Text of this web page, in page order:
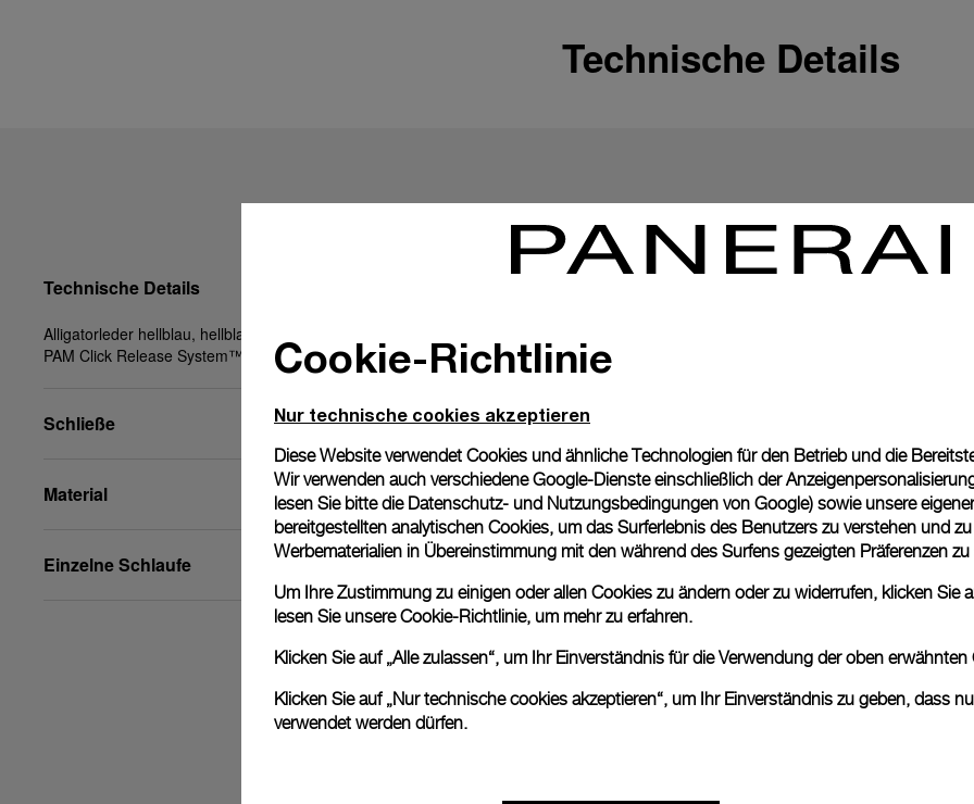
Rückgabe &
Officine Panerai
Mehr Informationen
Mehr Informationen
Bitte beachten Sie, dass es
können beim tatsächlichen
Technische Details
Technische Details
Alligatorleder hellblau, hellblau, XS, 20/18, BA,
PAM Click Release System™
Schließe
Material
Einzelne Schlaufe
Cookie-Richtlinie
Nur technische cookies akzeptieren
Diese Website verwendet Cookies und ähnliche Technologien für den Betrieb und die
Wir verwenden auch verschiedene Google-Dienste einschließlich der
lesen Sie bitte die Datenschutz- und Nutzungsbedingungen von Google) sowie unsere
bereitgestellten analytischen Cookies, um das Surferlebnis des Benutzers zu verstehen und
Werbematerialien in Übereinstimmung mit den während des Surfens gezeigten Präferenzen
Um Ihre Zustimmung zu einigen oder allen Cookies zu ändern oder zu widerrufen, klicken Sie
lesen Sie unsereCookie-Richtlinie, um mehr zu erfahren.
Klicken Sie auf „Alle zulassen“, um Ihr Einverständnis für die Verwendung der oben
Klicken Sie auf „Nur technische cookies akzeptieren“, um Ihr Einverständnis zu geben, dass
verwendet werden dürfen.